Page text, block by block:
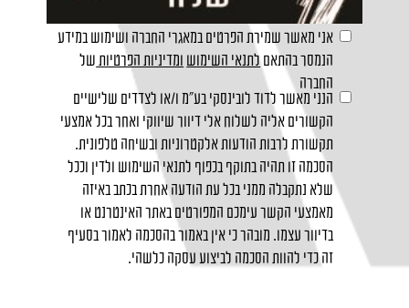
אני מאשר שמירת הפרטים במאגרי החברה ושימוש במידע
הנמסר בהתאםלתנאי השימוש ומדיניות הפרטיות של
החברה
הנני מאשר לדוד לובינסקי בע"מ ו/או לצדדים שלישיים
הקשורים אליה לשלוח אלי דיוור שיווקי ואחר בכל אמצעי
תקשורת לרבות הודעות אלקטרוניות ובשיחה טלפונית.
הסכמה זו תהיה בתוקף בכפוף לתנאי השימוש ולדין וככל
שלא נתקבלה ממני בכל עת הודעה אחרת בכתב באיזה
מאמצעי הקשר עימכם המפורטים באתר האינטרנט או
בדיוור עצמו. מובהר כי אין באמור בהסכמה לאמור בסעיף
זה כדי להוות הסכמה לביצוע עסקה כלשהי.